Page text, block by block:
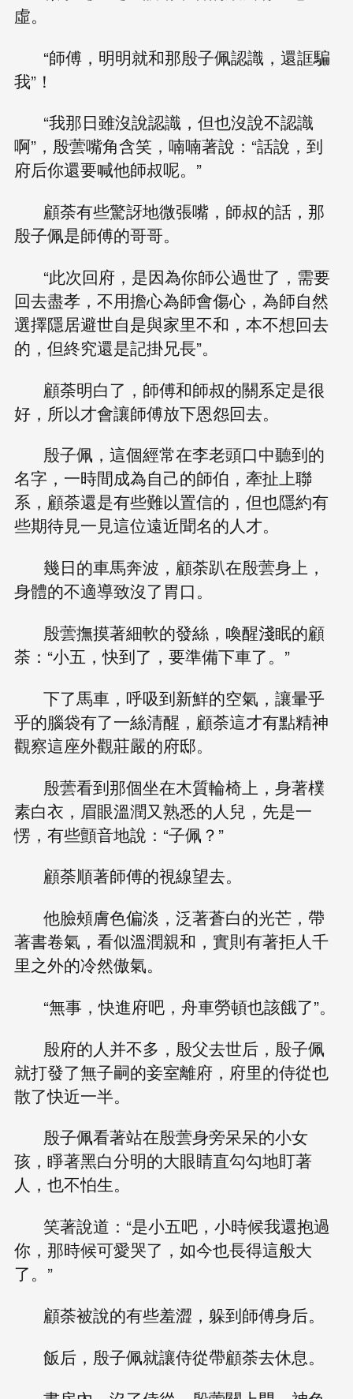
虛。
“師傅，明明就和那殷子佩認識，還誆騙
我”！
“我那日雖沒說認識，但也沒說不認識
啊”，殷蕓嘴角含笑，喃喃著說：“話說，到
府后你還要喊他師叔呢。”
顧荼有些驚訝地微張嘴，師叔的話，那
殷子佩是師傅的哥哥。
“此次回府，是因為你師公過世了，需要
回去盡孝，不用擔心為師會傷心，為師自然
選擇隱居避世自是與家里不和，本不想回去
的，但終究還是記掛兄長”。
顧荼明白了，師傅和師叔的關系定是很
好，所以才會讓師傅放下恩怨回去。
殷子佩，這個經常在李老頭口中聽到的
名字，一時間成為自己的師伯，牽扯上聯
系，顧荼還是有些難以置信的，但也隱約有
些期待見一見這位遠近聞名的人才。
幾日的車馬奔波，顧荼趴在殷蕓身上，
身體的不適導致沒了胃口。
殷蕓撫摸著細軟的發絲，喚醒淺眠的顧
荼：“小五，快到了，要準備下車了。”
下了馬車，呼吸到新鮮的空氣，讓暈乎
乎的腦袋有了一絲清醒，顧荼這才有點精神
觀察這座外觀莊嚴的府邸。
殷蕓看到那個坐在木質輪椅上，身著樸
素白衣，眉眼溫潤又熟悉的人兒，先是一
愣，有些顫音地說：“子佩？”
顧荼順著師傅的視線望去。
他臉頰膚色偏淡，泛著蒼白的光芒，帶
著書卷氣，看似溫潤親和，實則有著拒人千
里之外的冷然傲氣。
“無事，快進府吧，舟車勞頓也該餓了”。
殷府的人并不多，殷父去世后，殷子佩
就打發了無子嗣的妾室離府，府里的侍從也
散了快近一半。
殷子佩看著站在殷蕓身旁呆呆的小女
孩，睜著黑白分明的大眼睛直勾勾地盯著
人，也不怕生。
笑著說道：“是小五吧，小時候我還抱過
你，那時候可愛哭了，如今也長得這般大
了。”
顧荼被說的有些羞澀，躲到師傅身后。
飯后，殷子佩就讓侍從帶顧荼去休息。